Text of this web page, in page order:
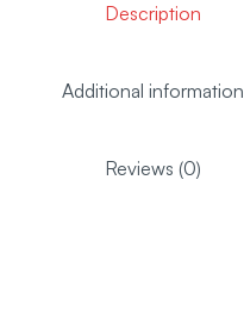
Description
Additional information
Reviews (0)